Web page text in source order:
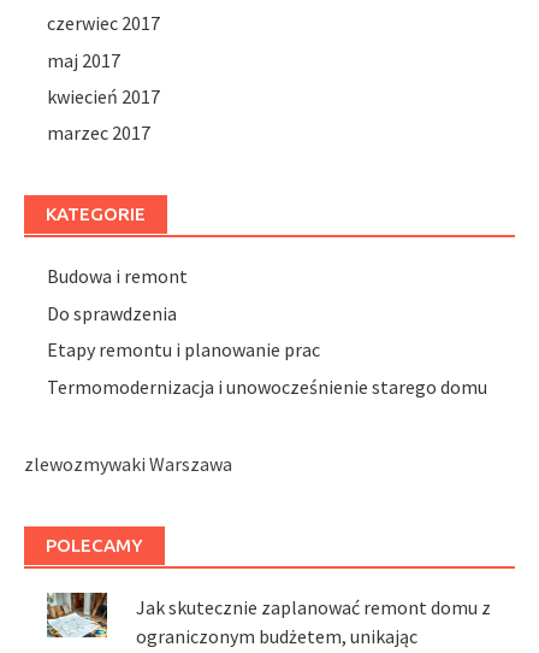
czerwiec 2017
maj 2017
kwiecień 2017
marzec 2017
KATEGORIE
Budowa i remont
Do sprawdzenia
Etapy remontu i planowanie prac
Termomodernizacja i unowocześnienie starego domu
zlewozmywaki Warszawa
POLECAMY
Jak skutecznie zaplanować remont domu z
ograniczonym budżetem, unikając